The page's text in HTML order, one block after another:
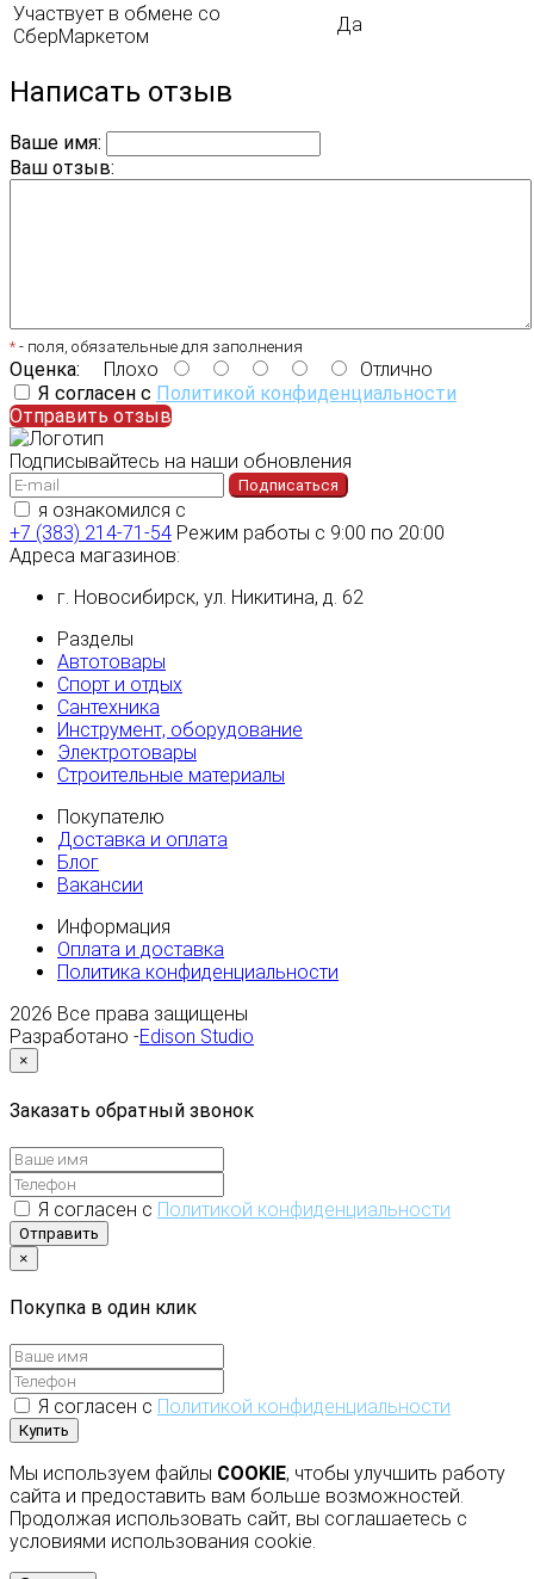
Участвует в обмене со
СберМаркетом
Да
Написать отзыв
Ваше имя:
Ваш отзыв:
* - поля, обязательные для заполнения
Оценка: Плохо
Отлично
Я согласен с Политикой конфиденциальности
Отправить отзыв
Подписывайтесь на наши обновления
Подписаться
я ознакомился с
+7 (383) 214-71-54 Режим работы с 9:00 по 20:00
Адреса магазинов:
г. Новосибирск, ул. Никитина, д. 62
Разделы
Автотовары
Спорт и отдых
Сантехника
Инструмент, оборудование
Электротовары
Строительные материалы
Покупателю
Доставка и оплата
Блог
Вакансии
Информация
Оплата и доставка
Политика конфиденциальности
2026 Все права защищены
Разработано -Edison Studio
×
Заказать обратный звонок
Я согласен с Политикой конфиденциальности
Отправить
×
Покупка в один клик
Я согласен с Политикой конфиденциальности
Купить
Мы используем файлы COOKIE, чтобы улучшить работу
сайта и предоставить вам больше возможностей.
Продолжая использовать сайт, вы соглашаетесь с
условиями использования cookie.